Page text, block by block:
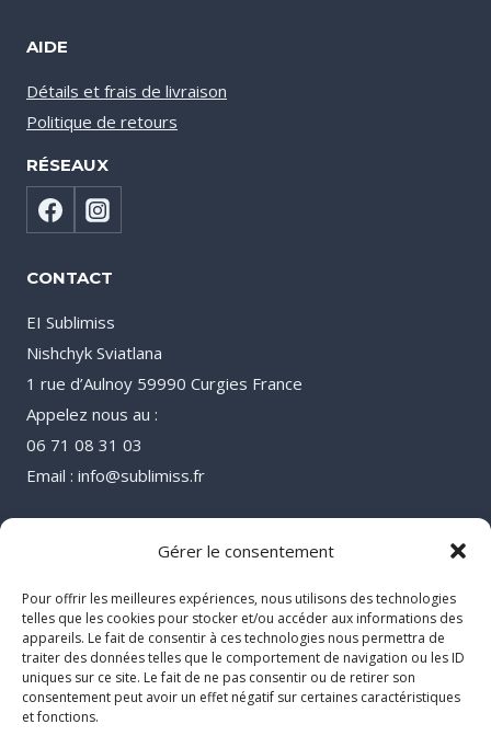
Gérer le consentement
Pour offrir les meilleures expériences, nous utilisons des technologies
telles que les cookies pour stocker et/ou accéder aux informations des
appareils. Le fait de consentir à ces technologies nous permettra de
traiter des données telles que le comportement de navigation ou les ID
uniques sur ce site. Le fait de ne pas consentir ou de retirer son
consentement peut avoir un effet négatif sur certaines caractéristiques
et fonctions.
AIDE
Détails et frais de livraison
Politique de retours
RÉSEAUX
CONTACT
EI Sublimiss
Nishchyk Sviatlana
1 rue d’Aulnoy 59990 Curgies France
Appelez nous au :
06 71 08 31 03
Email : info@sublimiss.fr